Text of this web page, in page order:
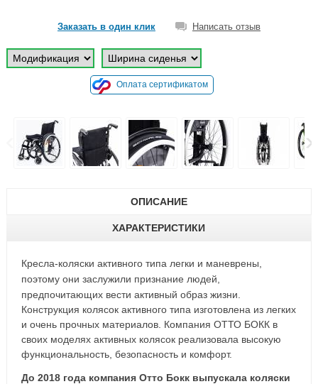
Заказать в один клик Написать отзыв
Оплата сертификатом
ОПИСАНИЕ
ХАРАКТЕРИСТИКИ
Кресла-коляски активного типа легки и маневрены,
поэтому они заслужили признание людей,
предпочитающих вести активный образ жизни.
Конструкция колясок активного типа изготовлена из легких
и очень прочных материалов. Компания ОТТО БОКК в
своих моделях активных колясок реализовала высокую
функциональность, безопасность и комфорт.
До 2018 года компания Отто Бокк выпускала коляски